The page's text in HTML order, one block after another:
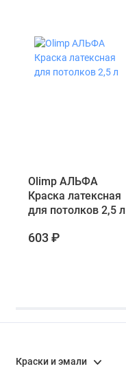
Olimp АЛЬФА
Краска латексная
для потолков 2,5 л
603 ₽
Краски и эмали